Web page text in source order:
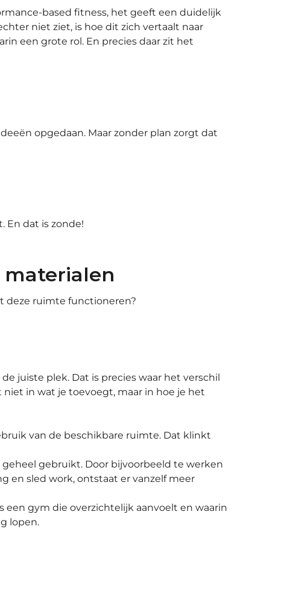
based fitness, het geeft een duidelijk
niet ziet, is hoe dit zich vertaalt naar
een grote rol. En precies daar zit het
opgedaan. Maar zonder plan zorgt dat
En dat is zonde!
deze ruimte functioneren?
juiste plek. Dat is precies waar het verschil
in wat je toevoegt, maar in hoe je het
van de beschikbare ruimte. Dat klinkt
gebruikt. Door bijvoorbeeld te werken
en sled work, ontstaat er vanzelf meer
gym die overzichtelijk aanvoelt en waarin
lopen.